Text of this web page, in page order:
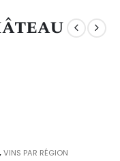
,VINS PAR RÉGION